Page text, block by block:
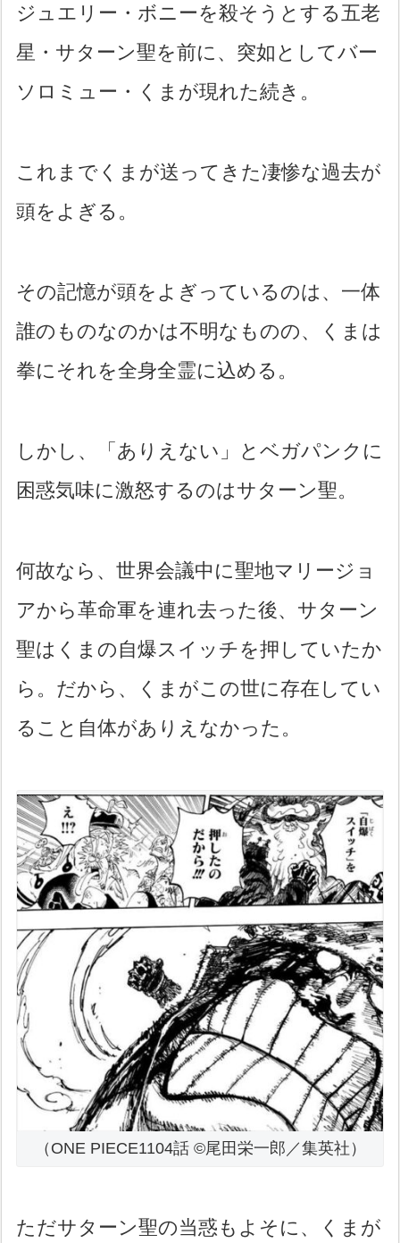
ジュエリー・ボニーを殺そうとする五老
星・サターン聖を前に、突如としてバー
ソロミュー・くまが現れた続き。
これまでくまが送ってきた凄惨な過去が
頭をよぎる。
その記憶が頭をよぎっているのは、一体
誰のものなのかは不明なものの、くまは
拳にそれを全身全霊に込める。
しかし、「ありえない」とベガパンクに
困惑気味に激怒するのはサターン聖。
何故なら、世界会議中に聖地マリージョ
アから革命軍を連れ去った後、サターン
聖はくまの自爆スイッチを押していたか
ら。だから、くまがこの世に存在してい
ること自体がありえなかった。
（ONE PIECE1104話 ©尾田栄一郎／集英社）
ただサターン聖の当惑もよそに、くまが